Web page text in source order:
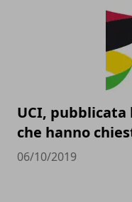
UCI,
che hanno
06/10/2019